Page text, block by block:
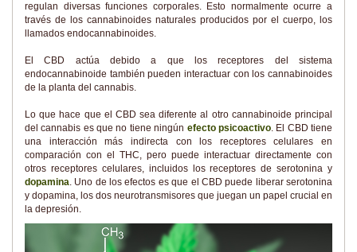
regulan diversas funciones corporales. Esto normalmente ocurre a
través de los cannabinoides naturales producidos por el cuerpo, los
llamados endocannabinoides.
El CBD actúa debido a que los receptores del sistema
endocannabinoide también pueden interactuar con los cannabinoides
de la planta del cannabis.
Lo que hace que el CBD sea diferente al otro cannabinoide principal
del cannabis es que no tiene ningún efecto psicoactivo. El CBD tiene
una interacción más indirecta con los receptores celulares en
comparación con el THC, pero puede interactuar directamente con
otros receptores celulares, incluidos los receptores de serotonina y
dopamina. Uno de los efectos es que el CBD puede liberar serotonina
y dopamina, los dos neurotransmisores que juegan un papel crucial en
la depresión.